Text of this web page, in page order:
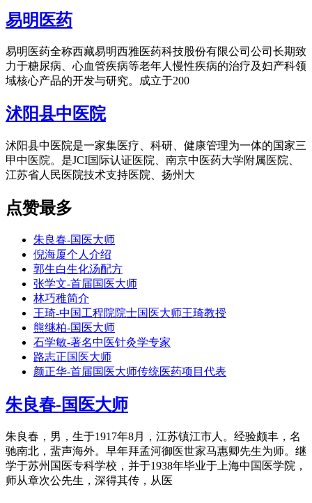
易明医药
易明医药全称西藏易明西雅医药科技股份有限公司公司长期致
力于糖尿病、心血管疾病等老年人慢性疾病的治疗及妇产科领
域核心产品的开发与研究。成立于200
沭阳县中医院
沭阳县中医院是一家集医疗、科研、健康管理为一体的国家三
甲中医院。是JCI国际认证医院、南京中医药大学附属医院、
江苏省人民医院技术支持医院、扬州大
点赞最多
朱良春-国医大师
倪海厦个人介绍
郭生白生化汤配方
张学文-首届国医大师
林巧稚简介
王琦-中国工程院院士国医大师王琦教授
熊继柏-国医大师
石学敏-著名中医针灸学专家
路志正国医大师
颜正华-首届国医大师传统医药项目代表
朱良春-国医大师
朱良春，男，生于1917年8月，江苏镇江市人。经验颇丰，名
驰南北，蜚声海外。早年拜孟河御医世家马惠卿先生为师。继
学于苏州国医专科学校，并于1938年毕业于上海中国医学院，
师从章次公先生，深得其传，从医